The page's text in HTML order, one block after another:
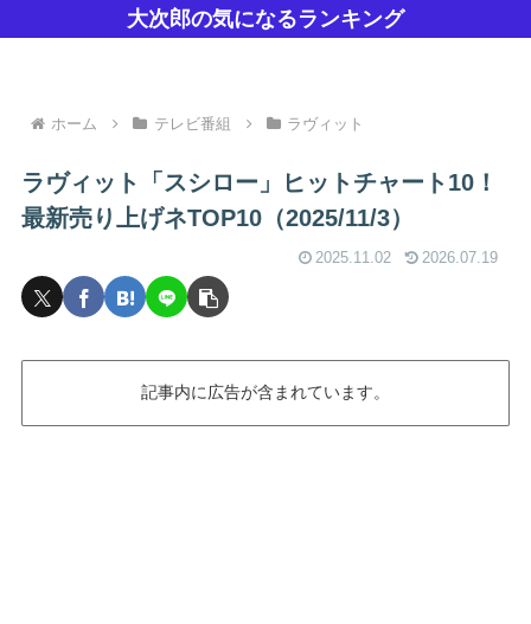
大次郎の気になるランキング
ホーム テレビ番組 ラヴィット
ラヴィット「スシロー」ヒットチャート10！
最新売り上げネTOP10（2025/11/3）
2025.11.02 2026.07.19
記事内に広告が含まれています。